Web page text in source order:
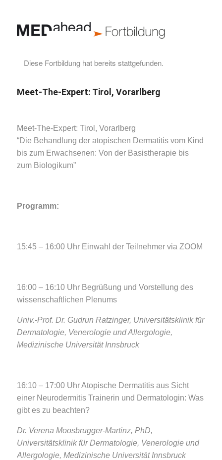
Diese Fortbildung hat bereits stattgefunden.
Meet-The-Expert: Tirol, Vorarlberg
Meet-The-Expert: Tirol, Vorarlberg
“Die Behandlung der atopischen Dermatitis vom Kind
bis zum Erwachsenen: Von der Basistherapie bis
zum Biologikum”
Programm:
15:45 – 16:00 Uhr Einwahl der Teilnehmer via ZOOM
16:00 – 16:10 Uhr Begrüßung und Vorstellung des
wissenschaftlichen Plenums
Univ.-Prof. Dr. Gudrun Ratzinger, Universitätsklinik für
Dermatologie, Venerologie und Allergologie,
Medizinische Universität Innsbruck
16:10 – 17:00 Uhr Atopische Dermatitis aus Sicht
einer Neurodermitis Trainerin und Dermatologin: Was
gibt es zu beachten?
Dr. Verena Moosbrugger-Martinz, PhD,
Universitätsklinik für Dermatologie, Venerologie und
Allergologie, Medizinische Universität Innsbruck